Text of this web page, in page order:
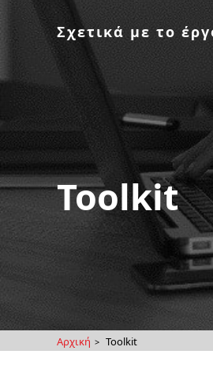
Σχετικά με το
Toolkit
Αρχική Toolkit